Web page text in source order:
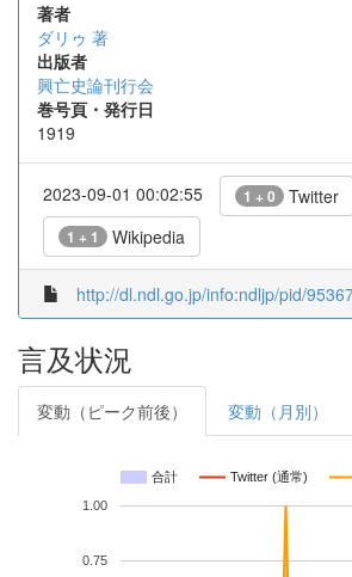
著者
ダリゥ 著
出版者
興亡史論刊行会
巻号頁・発行日
1919
2023-09-01 00:02:55 1 + 0 Twitter
1 + 1 Wikipedia
http://dl.ndl.go.jp/info:ndljp/pid/
言及状況
変動（ピーク前後） 変動（月別）
合計 Twitter (通常)
0.75
1.00